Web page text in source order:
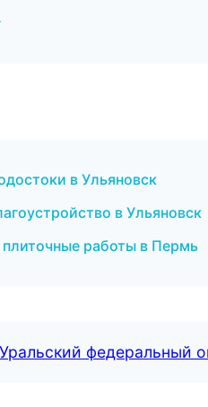
в Ульяновск
в Ульяновск
работы в Пермь
федеральный